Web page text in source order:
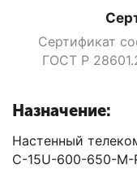
Сертификат
ГОСТ Р
Назначение:
Настенный
С-15U-600-650-М-